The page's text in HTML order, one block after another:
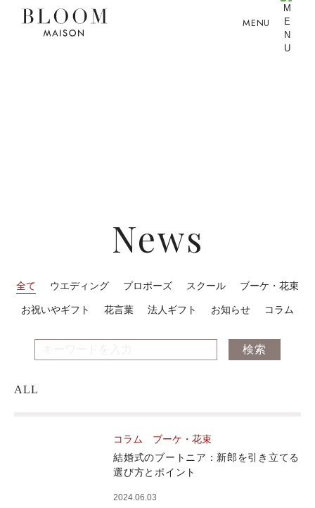
MENU
News
全て ウエディング プロポーズ スクール ブーケ・花束
お祝いやギフト 花言葉 法人ギフト お知らせ コラム
ALL
コラム ブーケ・花束
結婚式のブートニア：新郎を引き立てる
選び方とポイント
2024.06.03